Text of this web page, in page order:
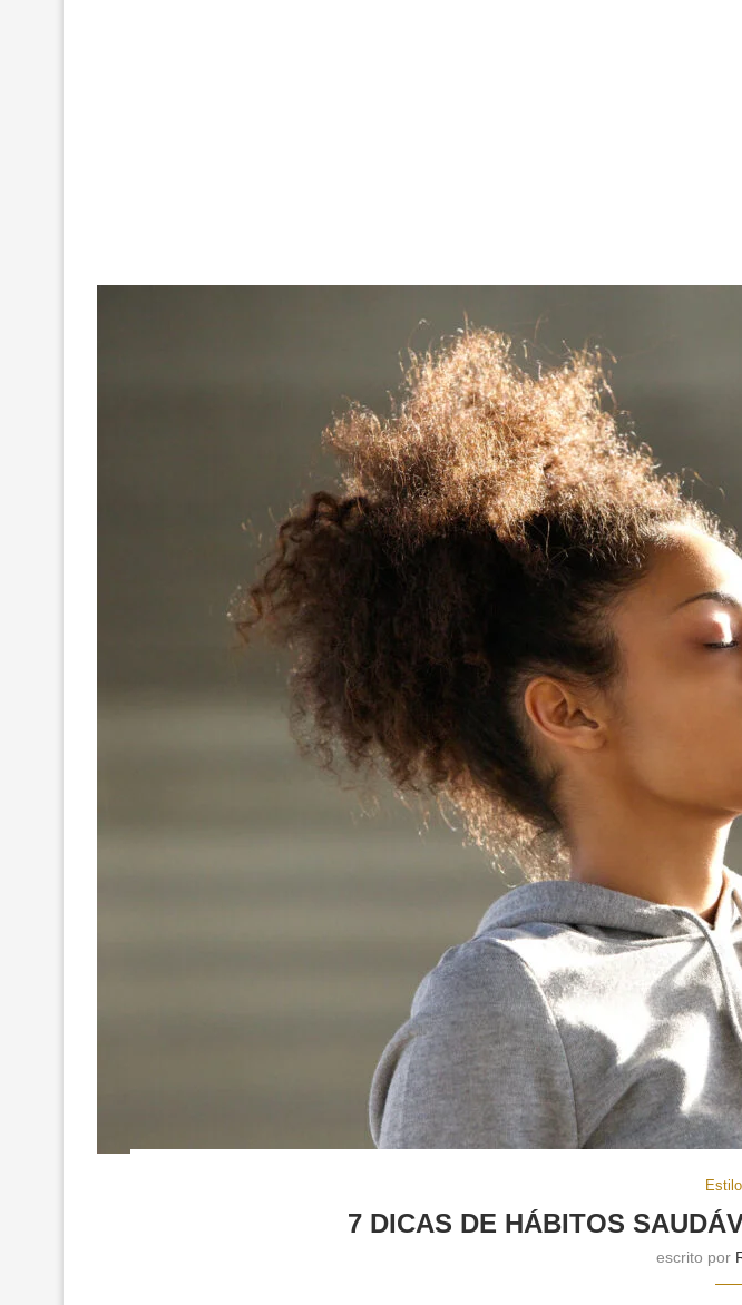
7 DICAS DE HÁBITOS
escrito por